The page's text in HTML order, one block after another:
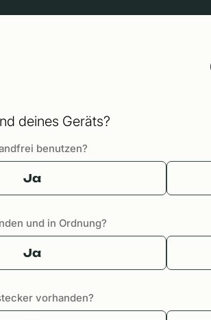
deines Geräts?
benutzen?
Ja
und in Ordnung?
Ja
vorhanden?